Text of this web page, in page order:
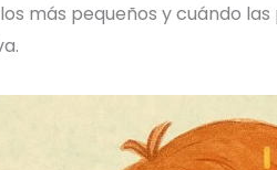
más pequeños y cuándo